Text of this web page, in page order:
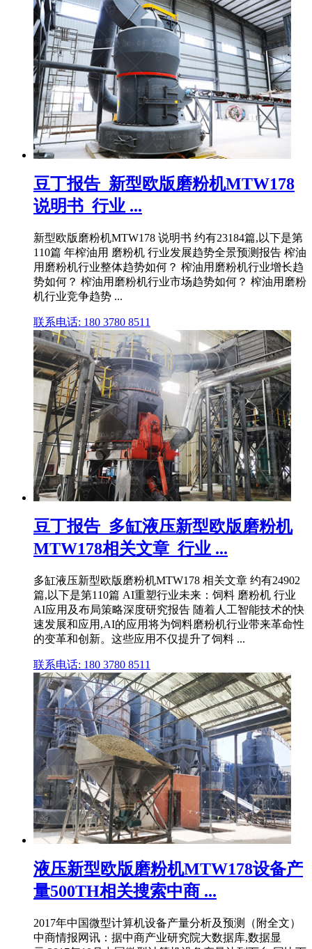
豆丁报告_新型欧版磨粉机MTW178
说明书_行业 ...
新型欧版磨粉机MTW178 说明书 约有23184篇,以下是第
110篇 年榨油用 磨粉机 行业发展趋势全景预测报告 榨油
用磨粉机行业整体趋势如何？ 榨油用磨粉机行业增长趋
势如何？ 榨油用磨粉机行业市场趋势如何？ 榨油用磨粉
机行业竞争趋势 ...
联系电话: 180 3780 8511
豆丁报告_多缸液压新型欧版磨粉机
MTW178相关文章_行业 ...
多缸液压新型欧版磨粉机MTW178 相关文章 约有24902
篇,以下是第110篇 AI重塑行业未来：饲料 磨粉机 行业
AI应用及布局策略深度研究报告 随着人工智能技术的快
速发展和应用,AI的应用将为饲料磨粉机行业带来革命性
的变革和创新。这些应用不仅提升了饲料 ...
联系电话: 180 3780 8511
液压新型欧版磨粉机MTW178设备产
量500TH相关搜索中商 ...
2017年中国微型计算机设备产量分析及预测（附全文）
中商情报网讯：据中商产业研究院大数据库,数据显